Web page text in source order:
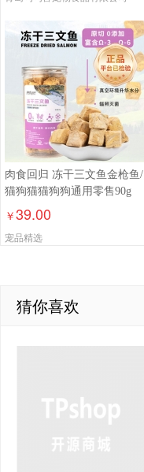
肉食回归 冻干三文鱼金枪鱼/
猫狗猫猫狗狗通用零售90g
￥39.00
宠品精选
猜你喜欢